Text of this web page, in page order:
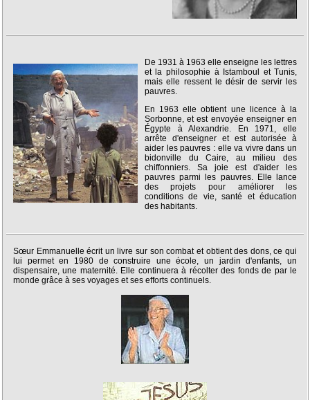
De 1931 à 1963 elle enseigne les lettres
et la philosophie à Istamboul et Tunis,
mais elle ressent le désir de servir les
pauvres.
En 1963 elle obtient une licence à la
Sorbonne, et est envoyée enseigner en
Égypte à Alexandrie. En 1971, elle
arrête d'enseigner et est autorisée à
aider les pauvres : elle va vivre dans un
bidonville du Caire, au milieu des
chiffonniers. Sa joie est d'aider les
pauvres parmi les pauvres. Elle lance
des projets pour améliorer les
conditions de vie, santé et éducation
des habitants.
Sœur Emmanuelle écrit un livre sur son combat et obtient des dons, ce qui
lui permet en 1980 de construire une école, un jardin d'enfants, un
dispensaire, une maternité. Elle continuera à récolter des fonds de par le
monde grâce à ses voyages et ses efforts continuels.